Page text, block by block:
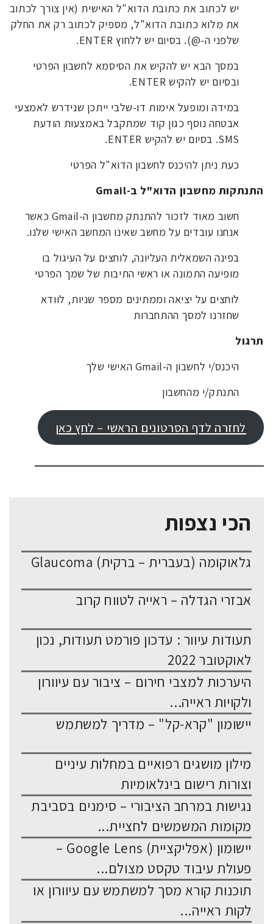
יש לכתוב את כתובת הדוא"ל האישית (אין צורך לכתוב
את מלוא כתובת הדוא"ל, מספיק לכתוב רק את החלק
שלפני ה-@). בסיום יש ללחוץ ENTER.
במסך הבא יש להקיש את הסיסמא לחשבון הפרטי
ובסיום יש להקיש ENTER.
במידה ומופעל אימות דו-שלבי ייתכן שנידרש לאמצעי
אבטחה נוסף כגון קוד שמתקבל באמצעות הודעת
SMS. בסיום יש להקיש ENTER.
כעת ניתן להיכנס לחשבון הדוא"ל הפרטי
התנתקות מחשבון הדוא"ל ב-Gmail
חשוב מאוד לזכור להתנתק מחשבון ה-Gmail כאשר
אנחנו עובדים על מחשב שאינו המחשב האישי שלנו.
בפינה השמאלית העליונה, לוחצים על העיגול בו
מופיעה התמונה או ראשי התיבות של שמך הפרטי
לוחצים על יציאה וממתינים מספר שניות, לוודא
שחזרנו למסך ההתחברות
תרגול
היכנס/י לחשבון ה-Gmail האישי שלך
התנתק/י מהחשבון
לחזרה לדף הסרטונים הראשי – לחץ כאן
הכי נצפות
גלאוקומה (בעברית – ברקית) Glaucoma
אבזרי הגדלה – ראייה לטווח קרוב
תעודות עיוור : עדכון פורמט תעודות, נכון
לאוקטובר 2022
היערכות למצבי חירום – ציבור עם עיוורון
ולקויות ראייה...
יישומון "קרא-קל" – מדריך למשתמש
מילון מושגים רפואיים במחלות עיניים
וצורות רישום בינלאומיות
נגישות במרחב הציבורי – סימנים בסביבת
מקומות המשמשים לחציית...
יישומון (אפליקציית) Google Lens –
פעולת עיבוד טקסט מצולם...
תוכנות קורא מסך למשתמש עם עיוורון או
לקות ראייה...